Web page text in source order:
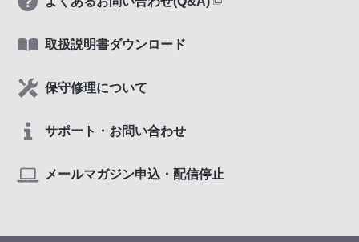
取扱説明書ダウンロード
保守修理について
サポート・お問い合わせ
メールマガジン申込・配信停止